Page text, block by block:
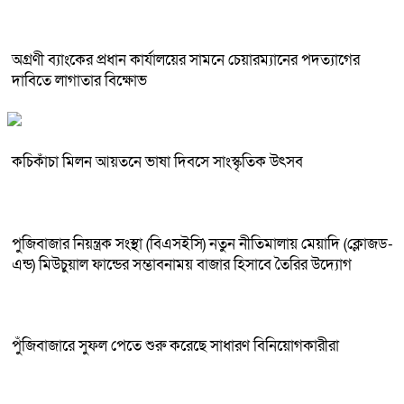
অগ্রণী ব্যাংকের প্রধান কার্যালয়ের সামনে চেয়ারম্যানের পদত্যাগের
দাবিতে লাগাতার বিক্ষোভ
কচিকাঁচা মিলন আয়তনে ভাষা দিবসে সাংস্কৃতিক উৎসব
পুজিবাজার নিয়ন্ত্রক সংস্থা (বিএসইসি) নতুন নীতিমালায় মেয়াদি (ক্লোজড-
এন্ড) মিউচুয়াল ফান্ডের সম্ভাবনাময় বাজার হিসাবে তৈরির উদ্যোগ
পুঁজিবাজারে সুফল পেতে শুরু করেছে সাধারণ বিনিয়োগকারীরা